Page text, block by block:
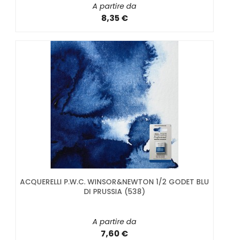
A partire da
8,35 €
ACQUERELLI P.W.C. WINSOR&NEWTON 1/2 GODET BLU
DI PRUSSIA (538)
A partire da
7,60 €